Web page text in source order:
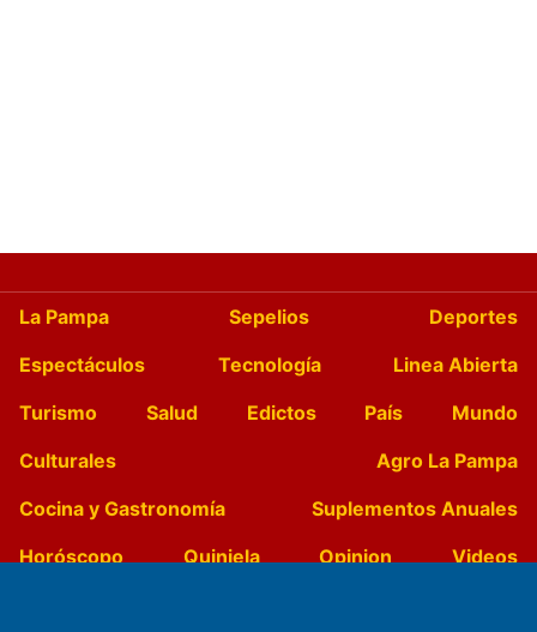
La Pampa Sepelios
Deportes
Espectáculos
Tecnología
Linea Abierta
Turismo
Salud Edictos País
Mundo
Culturales
Agro La Pampa
Cocina y Gastronomía
Suplementos Anuales
Horóscopo
Quiniela Opinion
Videos